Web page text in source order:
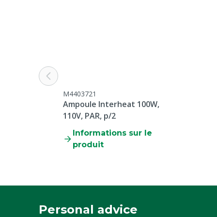
M4403721
Ampoule Interheat 100W,
110V, PAR, p/2
Informations sur le
produit
Personal advice